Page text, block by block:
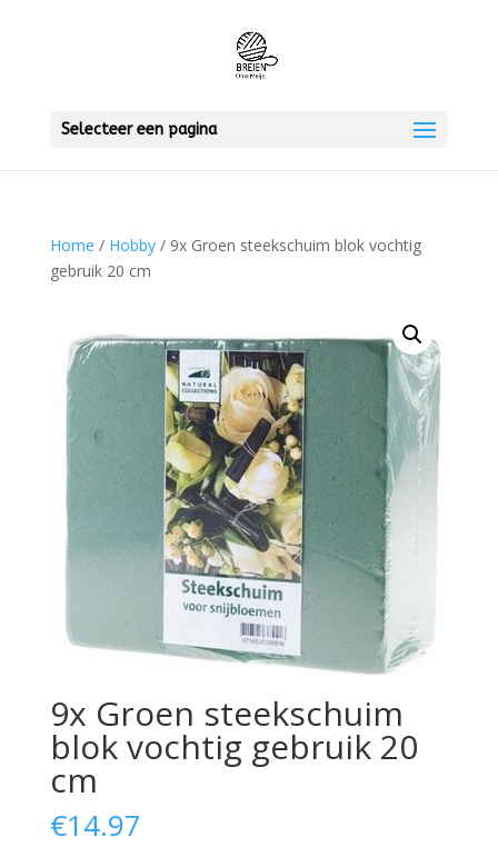
Selecteer een pagina
Home / Hobby/ 9x Groen steekschuim blok vochtig
gebruik 20 cm
9x Groen steekschuim
blok vochtig gebruik 20
cm
€14.97